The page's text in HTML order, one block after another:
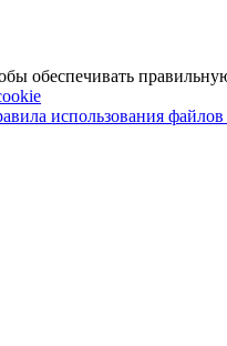
обеспечивать
использования